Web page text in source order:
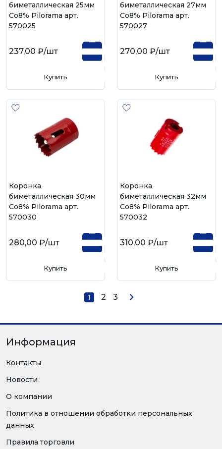
биметаллическая 25мм
Со8% Pilorama арт.
570025
237,00 ₽/шт
Купить
биметаллическая 27мм
Со8% Pilorama арт.
570027
270,00 ₽/шт
Купить
Коронка
биметаллическая 30мм
Со8% Pilorama арт.
570030
280,00 ₽/шт
Купить
Коронка
биметаллическая 32мм
Со8% Pilorama арт.
570032
310,00 ₽/шт
Купить
1 2 3
Информация
Контакты
Новости
О компании
Политика в отношении обработки персональных
данных
Правила торговли